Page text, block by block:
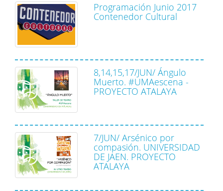
Programación Junio 2017
Contenedor Cultural
8,14,15,17/JUN/ Ángulo
Muerto. #UMAescena -
PROYECTO ATALAYA
7/JUN/ Arsénico por
compasión. UNIVERSIDAD
DE JAEN. PROYECTO
ATALAYA